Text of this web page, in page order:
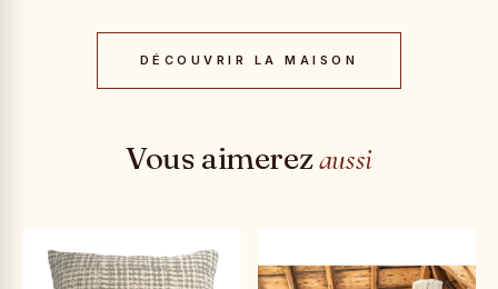
DÉCOUVRIR LA MAISON
Vous aimerezaussi